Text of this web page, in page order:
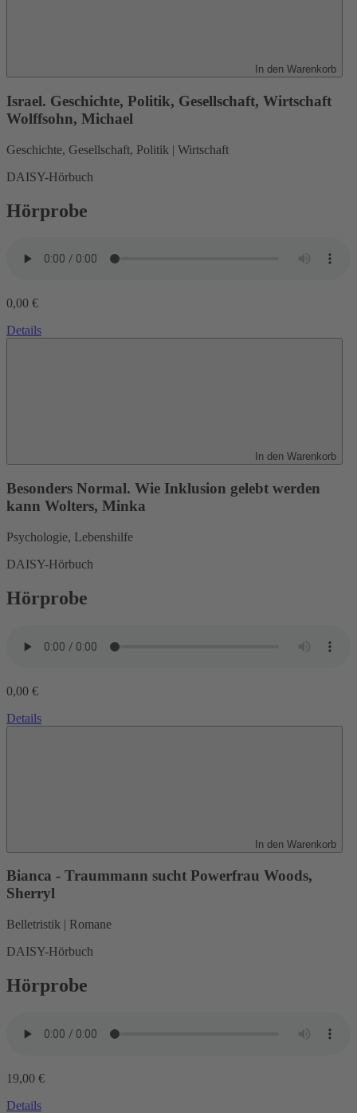
In den Warenkorb
Israel. Geschichte, Politik, Gesellschaft, Wirtschaft
Wolffsohn, Michael
Geschichte, Gesellschaft, Politik | Wirtschaft
DAISY-Hörbuch
Hörprobe
0,00 €
Details
In den Warenkorb
Besonders Normal. Wie Inklusion gelebt werden
kann Wolters, Minka
Psychologie, Lebenshilfe
DAISY-Hörbuch
Hörprobe
0,00 €
Details
In den Warenkorb
Bianca - Traummann sucht Powerfrau Woods,
Sherryl
Belletristik | Romane
DAISY-Hörbuch
Hörprobe
19,00 €
Details